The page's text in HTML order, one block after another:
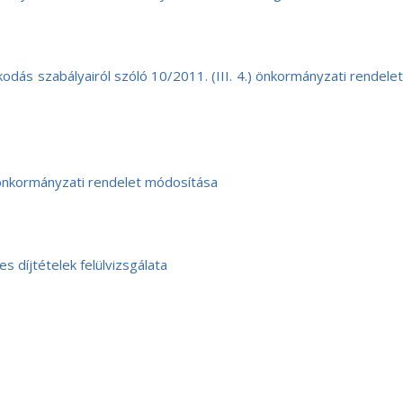
szabályairól szóló 10/2011. (III. 4.) önkormányzati rendelet
rendelet módosítása
díjtételek felülvizsgálata